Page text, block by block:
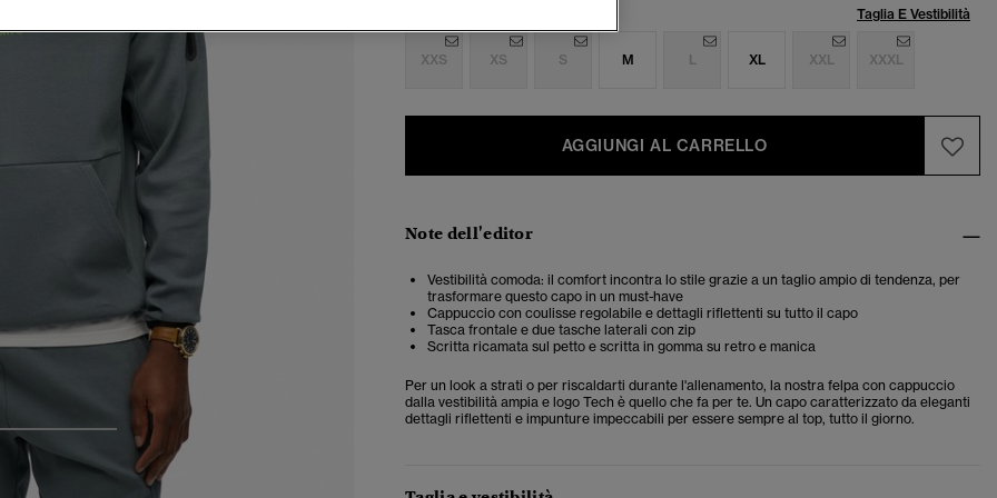
3
Taglia E Vestibilità
XXS XS S M L XL XXL XXXL
AGGIUNGI AL CARRELLO
Note dell'editor
Vestibilità comoda: il comfort incontra lo stile grazie a un taglio ampio di tendenza, per
trasformare questo capo in un must-have
Cappuccio con coulisse regolabile e dettagli riflettenti su tutto il capo
Tasca frontale e due tasche laterali con zip
Scritta ricamata sul petto e scritta in gomma su retro e manica
Per un look a strati o per riscaldarti durante l'allenamento, la nostra felpa con cappuccio
dalla vestibilità ampia e logo Tech è quello che fa per te. Un capo caratterizzato da eleganti
dettagli riflettenti e impunture impeccabili per essere sempre al top, tutto il giorno.